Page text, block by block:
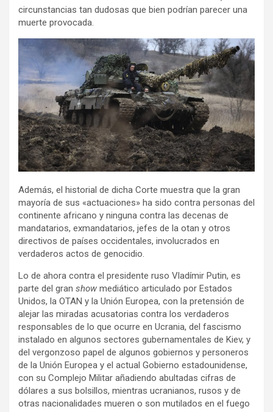
circunstancias tan dudosas que bien podrían parecer una
muerte provocada.
Además, el historial de dicha Corte muestra que la gran
mayoría de sus «actuaciones» ha sido contra personas del
continente africano y ninguna contra las decenas de
mandatarios, exmandatarios, jefes de la otan y otros
directivos de países occidentales, involucrados en
verdaderos actos de genocidio.
Lo de ahora contra el presidente ruso Vladímir Putin, es
parte del gran show mediático articulado por Estados
Unidos, la OTAN y la Unión Europea, con la pretensión de
alejar las miradas acusatorias contra los verdaderos
responsables de lo que ocurre en Ucrania, del fascismo
instalado en algunos sectores gubernamentales de Kiev, y
del vergonzoso papel de algunos gobiernos y personeros
de la Unión Europea y el actual Gobierno estadounidense,
con su Complejo Militar añadiendo abultadas cifras de
dólares a sus bolsillos, mientras ucranianos, rusos y de
otras nacionalidades mueren o son mutilados en el fuego